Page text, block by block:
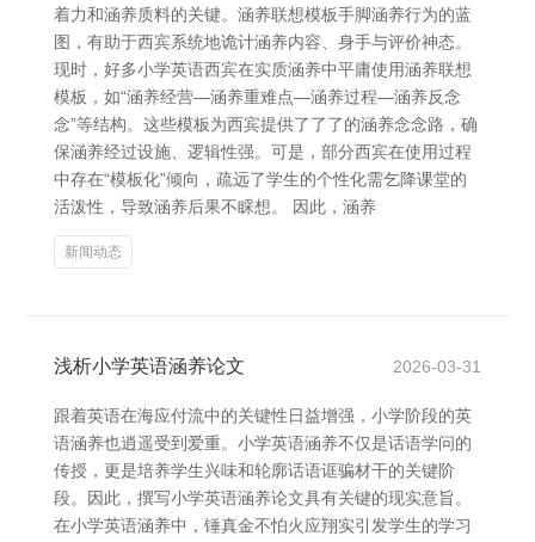
着力和涵养质料的关键。涵养联想模板手脚涵养行为的蓝
图，有助于西宾系统地诡计涵养内容、身手与评价神态。
现时，好多小学英语西宾在实质涵养中平庸使用涵养联想
模板，如“涵养经营—涵养重难点—涵养过程—涵养反念
念”等结构。这些模板为西宾提供了了了的涵养念念路，确
保涵养经过设施、逻辑性强。可是，部分西宾在使用过程
中存在“模板化”倾向，疏远了学生的个性化需乞降课堂的
活泼性，导致涵养后果不睬想。 因此，涵养
新闻动态
浅析小学英语涵养论文 2026-03-31
跟着英语在海应付流中的关键性日益增强，小学阶段的英
语涵养也逍遥受到爱重。小学英语涵养不仅是话语学问的
传授，更是培养学生兴味和轮廓话语诓骗材干的关键阶
段。因此，撰写小学英语涵养论文具有关键的现实意旨。
在小学英语涵养中，锤真金不怕火应翔实引发学生的学习